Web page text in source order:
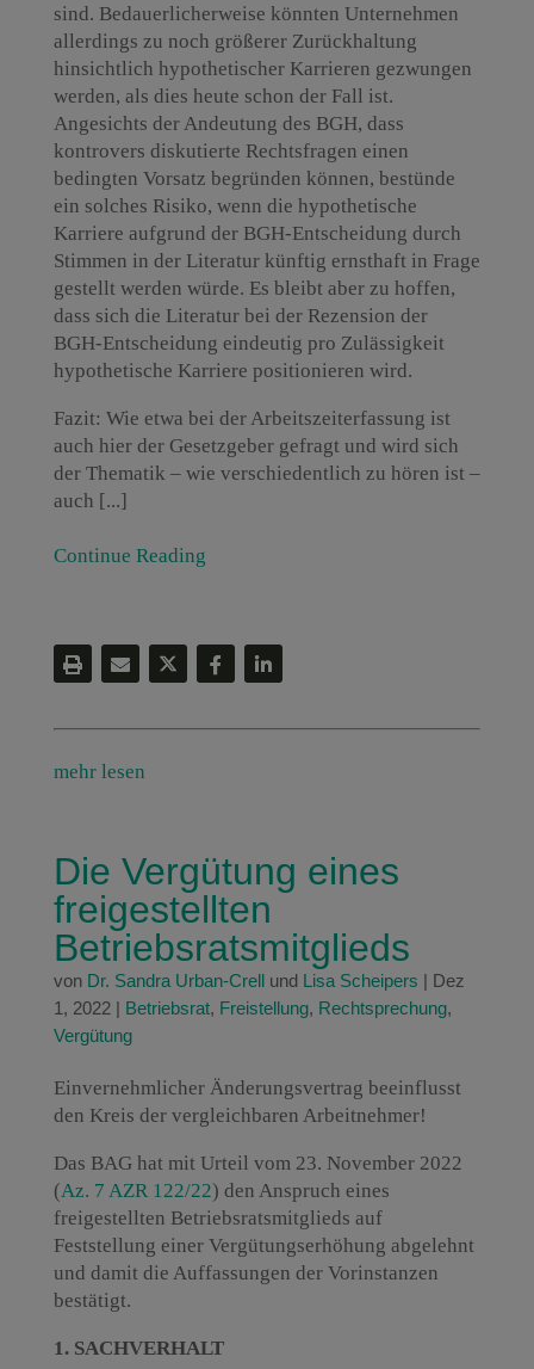
sind. Bedauerlicherweise könnten Unternehmen
allerdings zu noch größerer Zurückhaltung
hinsichtlich hypothetischer Karrieren gezwungen
werden, als dies heute schon der Fall ist.
Angesichts der Andeutung des BGH, dass
kontrovers diskutierte Rechtsfragen einen
bedingten Vorsatz begründen können, bestünde
ein solches Risiko, wenn die hypothetische
Karriere aufgrund der BGH-Entscheidung durch
Stimmen in der Literatur künftig ernsthaft in Frage
gestellt werden würde. Es bleibt aber zu hoffen,
dass sich die Literatur bei der Rezension der
BGH-Entscheidung eindeutig pro Zulässigkeit
hypothetische Karriere positionieren wird.
Fazit: Wie etwa bei der Arbeitszeiterfassung ist
auch hier der Gesetzgeber gefragt und wird sich
der Thematik – wie verschiedentlich zu hören ist –
auch [...]
Continue Reading
mehr lesen
Die Vergütung eines
freigestellten
Betriebsratsmitglieds
von Dr. Sandra Urban-Crellund Lisa Scheipers | Dez
1, 2022| Betriebsrat, Freistellung, Rechtsprechung,
Vergütung
Einvernehmlicher Änderungsvertrag beeinflusst
den Kreis der vergleichbaren Arbeitnehmer!
Das BAG hat mit Urteil vom 23. November 2022
(Az. 7 AZR 122/22) den Anspruch eines
freigestellten Betriebsratsmitglieds auf
Feststellung einer Vergütungserhöhung abgelehnt
und damit die Auffassungen der Vorinstanzen
bestätigt.
1. SACHVERHALT